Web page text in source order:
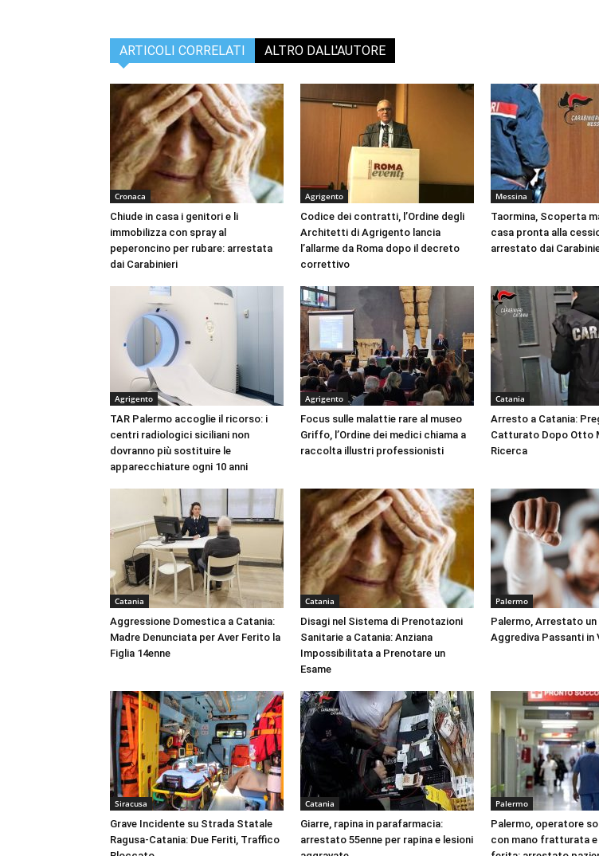
ARTICOLI CORRELATI ALTRO DALL'AUTORE
Cronaca
Chiude in casa i genitori e li
immobilizza con spray al
peperoncino per rubare: arrestata
dai Carabinieri
Agrigento
Codice dei contratti, l’Ordine degli
Architetti di Agrigento lancia
l’allarme da Roma dopo il decreto
correttivo
Messina
Taormina, Scoperta
casa pronta alla
arrestato dai
Agrigento
TAR Palermo accoglie il ricorso: i
centri radiologici siciliani non
dovranno più sostituire le
apparecchiature ogni 10 anni
Agrigento
Focus sulle malattie rare al museo
Griffo, l’Ordine dei medici chiama a
raccolta illustri professionisti
Catania
Arresto a Catania:
Catturato Dopo Otto
Ricerca
Catania
Aggressione Domestica a Catania:
Madre Denunciata per Aver Ferito la
Figlia 14enne
Catania
Disagi nel Sistema di Prenotazioni
Sanitarie a Catania: Anziana
Impossibilitata a Prenotare un
Esame
Palermo
Palermo, Arrestato un
Aggrediva Passanti in
Siracusa
Grave Incidente su Strada Statale
Ragusa-Catania: Due Feriti, Traffico
Catania
Giarre, rapina in parafarmacia:
arrestato 55enne per rapina e lesioni
Palermo
Palermo, operatore
con mano fratturata